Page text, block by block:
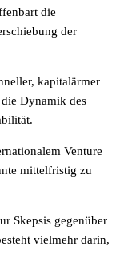
die
der
kapitalärmer
Dynamik des
Venture
mittelfristig zu
Skepsis gegenüber
vielmehr darin,